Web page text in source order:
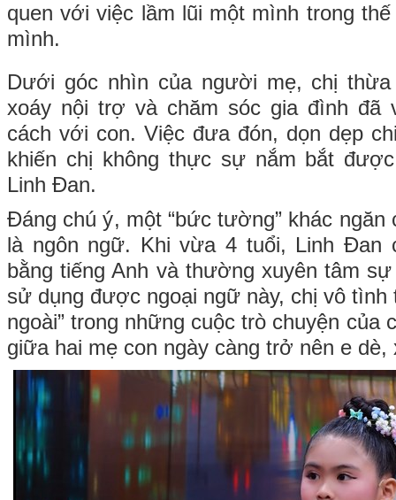
quen với việc lầm lũi một mình trong
mình.
Dưới góc nhìn của người mẹ, chị
xoáy nội trợ và chăm sóc gia đình đã
cách với con. Việc đưa đón, dọn dẹp
khiến chị không thực sự nắm bắt
Linh Đan.
Đáng chú ý, một “bức tường” khác ngăn
là ngôn ngữ. Khi vừa 4 tuổi, Linh Đan
bằng tiếng Anh và thường xuyên tâm
sử dụng được ngoại ngữ này, chị vô
ngoài” trong những cuộc trò chuyện của
giữa hai mẹ con ngày càng trở nên e dè,